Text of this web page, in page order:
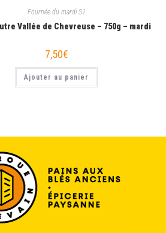
Fournée du mardi S1
Vallée de Chevreuse – 750g – mardi
7,50€
Ajouter au panier